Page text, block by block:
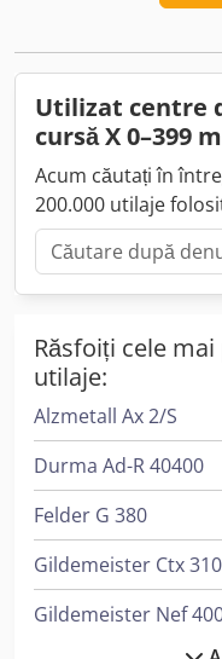
Utilizat centre
cursă X 0–399
Acum căutați în
200.000 utilaje
Răsfoiți cele
utilaje:
Alzmetall Ax 2/S
Durma Ad-R 40400
Felder G 380
Gildemeister Ctx 310
Gildemeister Nef